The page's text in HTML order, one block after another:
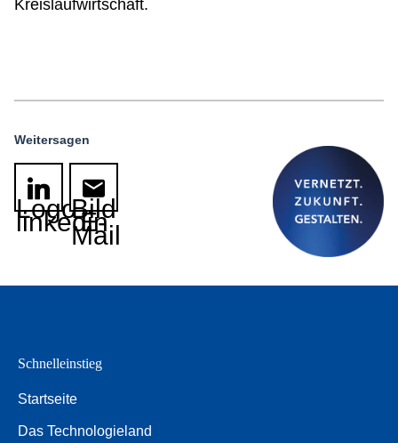
Kreislaufwirtschaft.
Weitersagen
Logo
linkedin
Bild
E-
Mail
Schnelleinstieg
Startseite
Das Technologieland